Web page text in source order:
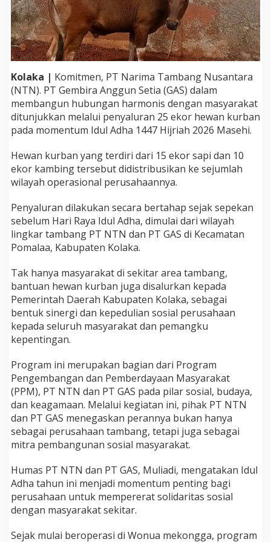
T
N
d
a
n
P
T
G
A
S
S
a
r
k
a
P
u
l
u
h
n
H
e
w
a
n
b
a
n
Kolaka | Komitmen, PT Narima Tambang Nusantara
(NTN). PT Gembira Anggun Setia (GAS) dalam
membangun hubungan harmonis dengan masyarakat
ditunjukkan melalui penyaluran 25 ekor hewan kurban
pada momentum Idul Adha 1447 Hijriah 2026 Masehi.
Hewan kurban yang terdiri dari 15 ekor sapi dan 10
ekor kambing tersebut didistribusikan ke sejumlah
wilayah operasional perusahaannya.
Penyaluran dilakukan secara bertahap sejak sepekan
sebelum Hari Raya Idul Adha, dimulai dari wilayah
lingkar tambang PT NTN dan PT GAS di Kecamatan
Pomalaa, Kabupaten Kolaka.
Tak hanya masyarakat di sekitar area tambang,
bantuan hewan kurban juga disalurkan kepada
Pemerintah Daerah Kabupaten Kolaka, sebagai
bentuk sinergi dan kepedulian sosial perusahaan
kepada seluruh masyarakat dan pemangku
kepentingan.
Program ini merupakan bagian dari Program
Pengembangan dan Pemberdayaan Masyarakat
(PPM), PT NTN dan PT GAS pada pilar sosial, budaya,
dan keagamaan. Melalui kegiatan ini, pihak PT NTN
dan PT GAS menegaskan perannya bukan hanya
sebagai perusahaan tambang, tetapi juga sebagai
mitra pembangunan sosial masyarakat.
Humas PT NTN dan PT GAS, Muliadi, mengatakan Idul
Adha tahun ini menjadi momentum penting bagi
perusahaan untuk mempererat solidaritas sosial
dengan masyarakat sekitar.
Sejak mulai beroperasi di Wonua mekongga, program